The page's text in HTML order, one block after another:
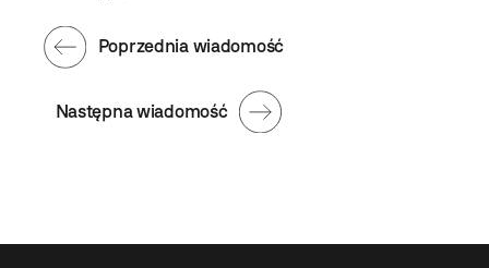
Następna wiadomość
Poprzednia wiadomość